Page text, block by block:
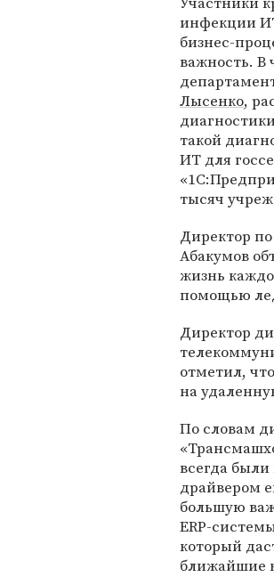
инфекции
бизнес-
важность. В
Лысенко,
такой
ИТ для
тысяч
Директор
Абакумов
жизнь
помощью
Директор
отметил,
на
По словам
всегда
драйвером
большую
ERP-
который
ближайшие